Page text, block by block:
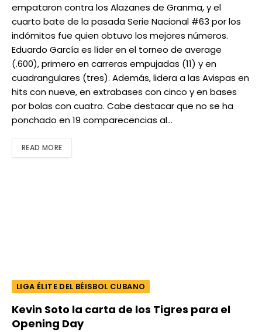
empataron contra los Alazanes de Granma, y el
cuarto bate de la pasada Serie Nacional #63 por los
indómitos fue quien obtuvo los mejores números.
Eduardo García es líder en el torneo de average
(.600), primero en carreras empujadas (11) y en
cuadrangulares (tres). Además, lidera a las Avispas en
hits con nueve, en extrabases con cinco y en bases
por bolas con cuatro. Cabe destacar que no se ha
ponchado en 19 comparecencias al…
READ MORE
LIGA ÉLITE DEL BÉISBOL CUBANO
Kevin Soto la carta de los Tigres para el
Opening Day